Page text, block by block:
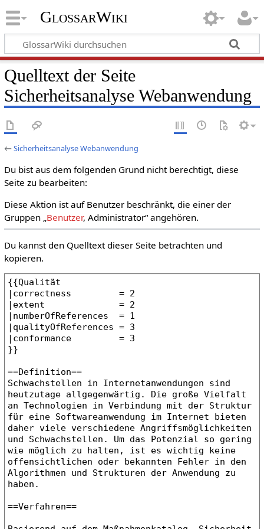
GlossarWiki
Quelltext der Seite
Sicherheitsanalyse Webanwendung
←Sicherheitsanalyse Webanwendung
Du bist aus dem folgenden Grund nicht berechtigt, diese
Seite zu bearbeiten:
Diese Aktion ist auf Benutzer beschränkt, die einer der
Gruppen „Benutzer, Administrator“ angehören.
Du kannst den Quelltext dieser Seite betrachten und
kopieren.